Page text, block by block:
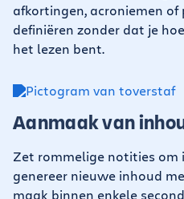
afkortingen, acroniemen
definiëren zonder dat je
het lezen bent.
Aanmaak van
Zet rommelige notities
genereer nieuwe inhoud
maak binnen enkele